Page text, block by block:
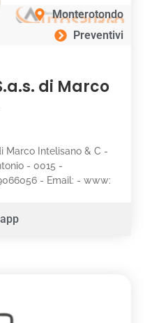
Monterotondo
Preventivi
di Marco
Marco Intelisano & C -
- 0015 -
- Email: - www: